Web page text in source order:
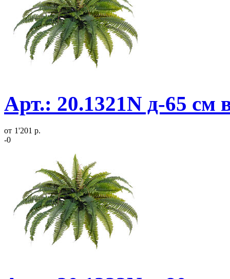
Арт.: 20.1321N д-65 см
от 1'201 р.
-0